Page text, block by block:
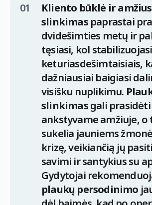
Kliento būklė ir
slinkimaspaprastai
dvidešimties metų ir
tęsiasi, kol
keturiasdešimtaisiais,
dažniausiai baigiasi
visišku nuplikimu.
slinkimasgali prasidėti
ankstyvame amžiuje, o
sukelia jauniems
krizę, veikiančią jų
savimi ir santykius su
Gydytojai
plaukų persodinimo